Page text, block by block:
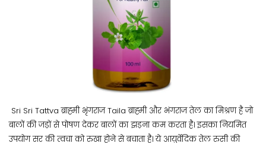
Sri Sri Tattva ब्राह्मी भृंगराज Taila ब्राह्मी और भंगराज तेल का मिश्रण है जो
बालों की जड़ों से पोषण देकर बालों का झड़ना कम करता है। इसका नियमित
उपयोग सर की त्वचा को रुखा होने से बचाता है। ये आयुर्वेदिक तेल रुसी की